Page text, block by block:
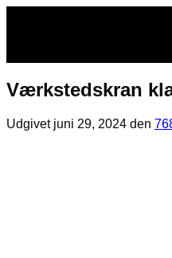
Værkstedskran
Udgivet juni 29, 2024 den